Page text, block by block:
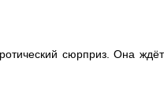
сюрприз. Она ждёт